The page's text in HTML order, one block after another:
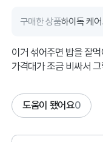
구매한 상품
이거 섞어주면 밥을 잘
가격대가 조금 비싸서
도움이 됐어요0